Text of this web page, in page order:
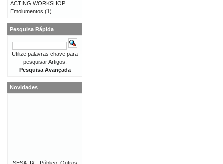
ACTING WORKSHOP
Emolumentos (1)
Pesquisa Rápida
Utilize palavras chave para
pesquisar Artigos.
Pesquisa Avançada
Novidades
SESA, IX - Público, Outros